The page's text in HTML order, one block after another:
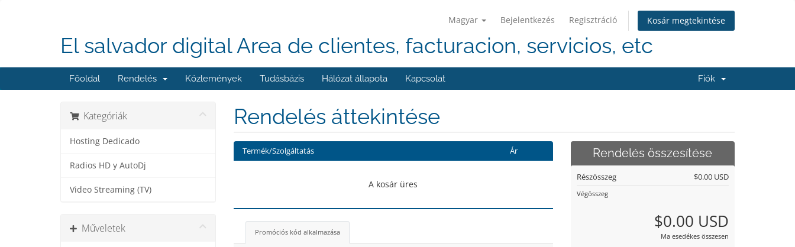
Magyar Bejelentkezés Regisztráció Kosár megtekintése
El salvador digital Area de clientes, facturacion, servicios, etc
Főoldal Rendelés Közlemények Tudásbázis Hálózat állapota Kapcsolat Fiók
Kategóriák
Hosting Dedicado
Radios HD y AutoDj
Video Streaming (TV)
Műveletek
Rendelés áttekintése
Termék/Szolgáltatás Ár
A kosár üres
Promóciós kód alkalmazása
Rendelés összesítése
Részösszeg $0.00 USD
Végösszeg
$0.00 USD
Ma esedékes összesen